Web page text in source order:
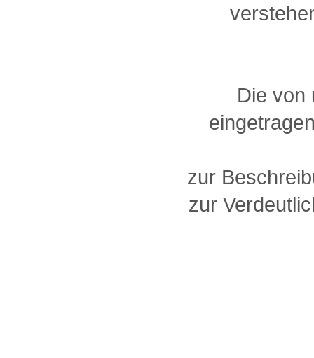
Die von
zur
zur